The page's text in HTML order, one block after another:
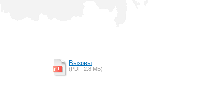
Вызовы
(PDF, 2.8 MБ)